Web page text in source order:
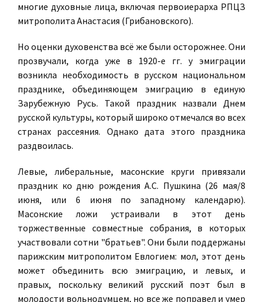
многие духовные лица, включая первоиерарха РПЦЗ
митрополита Анастасия (Грибановского).
Но оценки духовенства всё же были осторожнее. Они
прозвучали, когда уже в 1920-е гг. у эмиграции
возникла необходимость в русском национальном
празднике, объединяющем эмиграцию в единую
Зарубежную Русь. Такой праздник назвали Днем
русской культуры, который широко отмечался во всех
странах рассеяния. Однако дата этого праздника
раздвоилась.
Левые, либеральные, масонские круги привязали
праздник ко дню рождения А.С. Пушкина (26 мая/8
июня, или 6 июня по западному календарю).
Масонские ложи устраивали в этот день
торжественные совместные собрания, в которых
участвовали сотни "братьев". Они были поддержаны
парижским митрополитом Евлогием: мол, этот день
может объединить всю эмиграцию, и левых, и
правых, поскольку великий русский поэт был в
молодости вольнодумцем, но все же поправел и умер